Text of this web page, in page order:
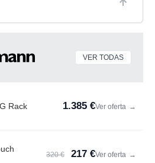
VER TODAS
Rack 1.385 €Ver oferta →
320 € 217 €Ver oferta →